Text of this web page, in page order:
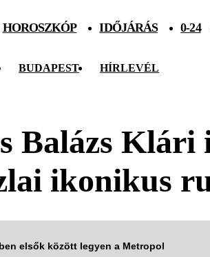
HOROSZKÓP IDŐJÁRÁS 0-24
BUDAPEST HÍRLEVÉL
Balázs
ikonikus
elsők között legyen a Metropol